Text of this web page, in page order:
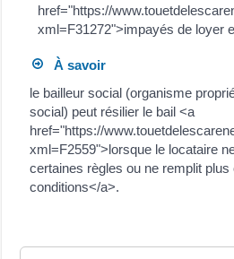
href="https://
xml=F31272">impayés de loyer
À savoir
le bailleur social (organisme
social) peut résilier le bail <a
href="https://
xml=F2559">lorsque le locataire
certaines règles ou ne remplit plus
conditions</a>.